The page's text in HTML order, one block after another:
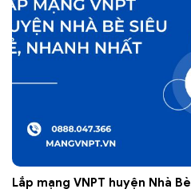
Lắp mạng VNPT huyện Nhà